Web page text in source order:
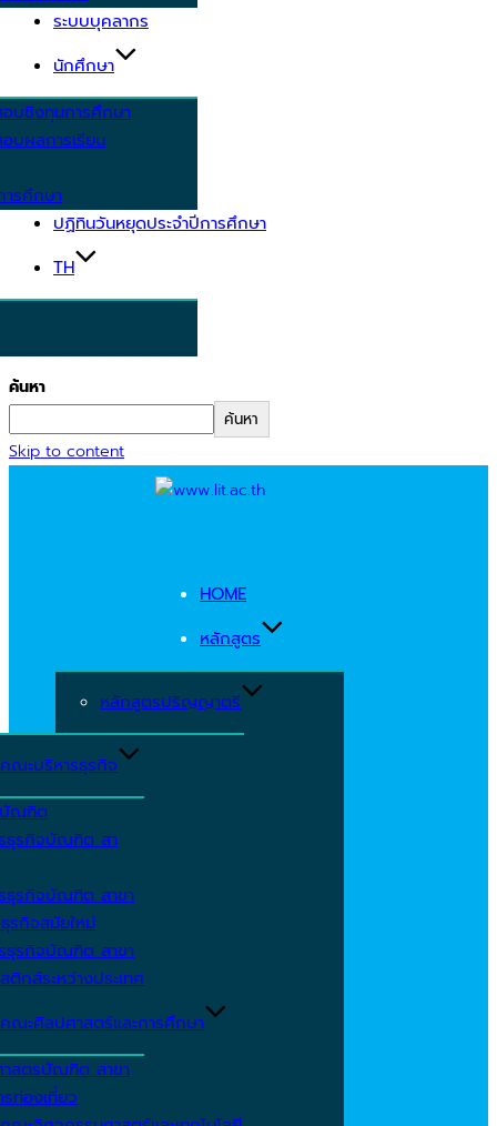
ระบบบุคลากร
นักศึกษา
บชิงทุนการศึกษา
บผลการเรียน
รศึกษา
ปฏิทินวันหยุดประจำปีการศึกษา
TH
ค้นหา
ค้นหา
Skip to content
HOME
หลักสูตร
หลักสูตรปริญญาตรี
คณะบริหารธุรกิจ
ณฑิต
ธุรกิจบัณฑิต สา
ธุรกิจบัณฑิต สาขา
รกิจสมัยใหม่
ธุรกิจบัณฑิต สาขา
ติกส์ระหว่างประเทศ
คณะศิลปศาสตร์และการศึกษา
สตรบัณฑิต สาขา
ท่องเที่ยว